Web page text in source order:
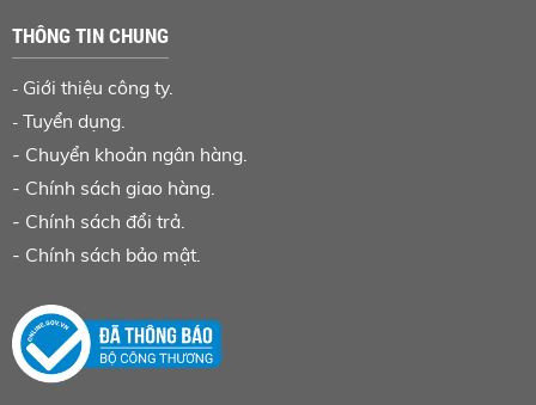
THÔNG TIN CHUNG
- Giới thiệu công ty.
- Tuyển dụng.
- Chuyển khoản ngân hàng.
- Chính sách giao hàng.
- Chính sách đổi trả.
- Chính sách bảo mật.